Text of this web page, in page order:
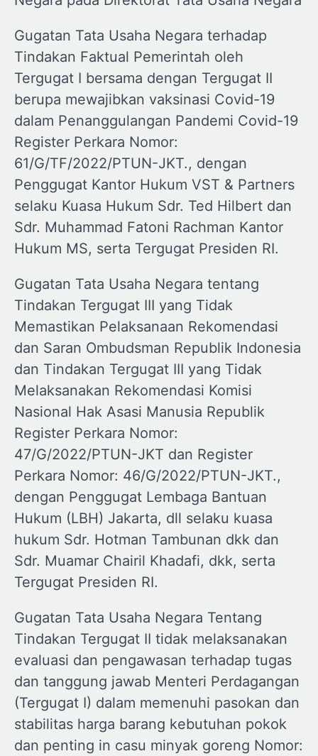
Gugatan Tata Usaha Negara terhadap
Tindakan Faktual Pemerintah oleh
Tergugat I bersama dengan Tergugat II
berupa mewajibkan vaksinasi Covid-19
dalam Penanggulangan Pandemi Covid-19
Register Perkara Nomor:
61/G/TF/2022/PTUN-JKT., dengan
Penggugat Kantor Hukum VST & Partners
selaku Kuasa Hukum Sdr. Ted Hilbert dan
Sdr. Muhammad Fatoni Rachman Kantor
Hukum MS, serta Tergugat Presiden RI.
Gugatan Tata Usaha Negara tentang
Tindakan Tergugat III yang Tidak
Memastikan Pelaksanaan Rekomendasi
dan Saran Ombudsman Republik Indonesia
dan Tindakan Tergugat III yang Tidak
Melaksanakan Rekomendasi Komisi
Nasional Hak Asasi Manusia Republik
Register Perkara Nomor:
47/G/2022/PTUN-JKT dan Register
Perkara Nomor: 46/G/2022/PTUN-JKT.,
dengan Penggugat Lembaga Bantuan
Hukum (LBH) Jakarta, dll selaku kuasa
hukum Sdr. Hotman Tambunan dkk dan
Sdr. Muamar Chairil Khadafi, dkk, serta
Tergugat Presiden RI.
Gugatan Tata Usaha Negara Tentang
Tindakan Tergugat II tidak melaksanakan
evaluasi dan pengawasan terhadap tugas
dan tanggung jawab Menteri Perdagangan
(Tergugat I) dalam memenuhi pasokan dan
stabilitas harga barang kebutuhan pokok
dan penting in casu minyak goreng Nomor: